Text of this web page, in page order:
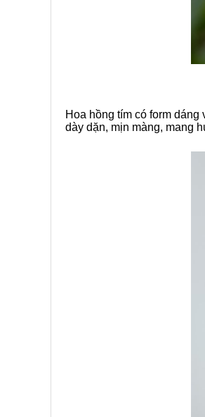
Hoa hồng tím có form
dày dặn, mịn màng, mang